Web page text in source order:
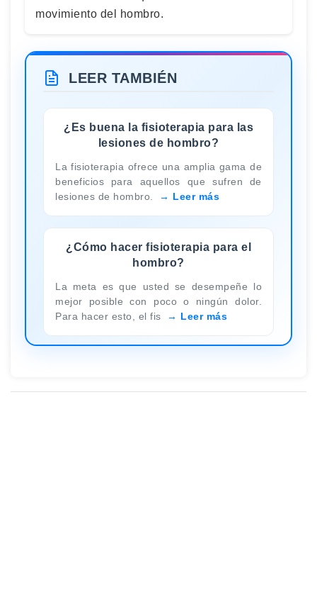
movimiento del hombro.
LEER TAMBIÉN
¿Es buena la fisioterapia para las
lesiones de hombro?
La fisioterapia ofrece una amplia gama de
beneficios para aquellos que sufren de
lesiones de hombro.
Leer más
¿Cómo hacer fisioterapia para el
hombro?
La meta es que usted se desempeñe lo
mejor posible con poco o ningún dolor.
Para hacer esto, el fis
Leer más